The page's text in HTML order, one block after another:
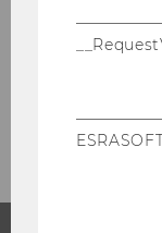
Ready4WU